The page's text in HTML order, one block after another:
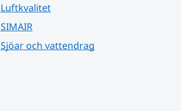
Luftkvalitet
SIMAIR
Sjöar och vattendrag